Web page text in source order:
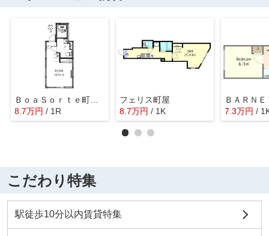
ＢｏａＳｏｒｔｅ町屋２丁目
8.7万円 / 1R
フェリス町屋
8.7万円 / 1K 7.3万円 /
こだわり特集
駅徒歩10分以内賃貸特集